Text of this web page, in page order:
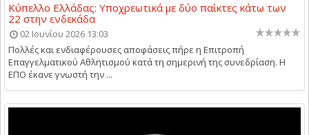
Κύπελλο Ελλάδας: Υποχρεωτικά με δύο παίκτες κάτω των
22 στην ενδεκάδα
02 Ιουνίου 2026 13:03
Πολλές και ενδιαφέρουσες αποφάσεις πήρε η Επιτροπή
Επαγγελματικού Αθλητισμού κατά τη σημερινή της συνεδρίαση. Η
ΕΠΟ έκανε γνωστή την ...